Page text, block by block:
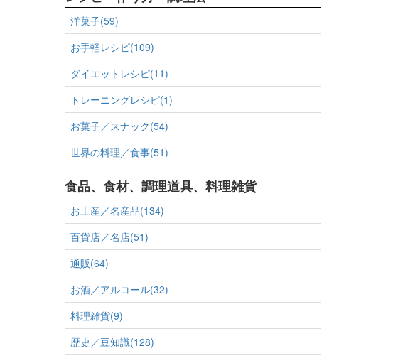
洋菓子(59)
お手軽レシピ(109)
ダイエットレシピ(11)
トレーニングレシピ(1)
お菓子／スナック(54)
世界の料理／食事(51)
食品、食材、調理道具、料理雑貨
お土産／名産品(134)
百貨店／名店(51)
通販(64)
お酒／アルコール(32)
料理雑貨(9)
歴史／豆知識(128)